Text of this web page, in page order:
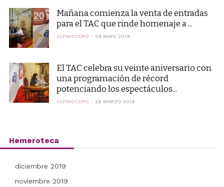
Mañana comienza la venta de entradas
para el TAC que rinde homenaje a ...
ÚLTIMOCERO 06 MAYO 2019
El TAC celebra su veinte aniversario con
una programación de récord
potenciando los espectáculos...
ÚLTIMOCERO 28 MARZO 2019
Hemeroteca
diciembre 2019
noviembre 2019